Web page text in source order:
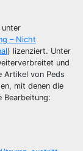
unter
– Nicht
) lizenziert. Unter
und
Artikel von Peds
mit denen die
Bearbeitung: